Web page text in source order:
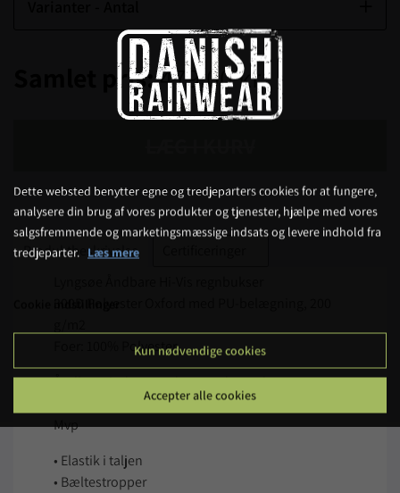
Samlet pris:479,00 kr.
Produktbeskrivelse
Foer: 100% Polyester
Åndbar, vind og vandtæt med tapede sømme
Vandtæthed: >12.000 MM / Åndbarhed: 5.000
Mvp
• Elastik i taljen
• Bæltestropper
Dette websted benytter egne og tredjeparters cookies for at fungere,
analysere din brug af vores produkter og tjenester, hjælpe med vores
salgsfremmende og marketingsmæssige indsats og levere indhold fra
tredjeparter. Læs mere
Kun nødvendige cookies
Accepter alle cookies